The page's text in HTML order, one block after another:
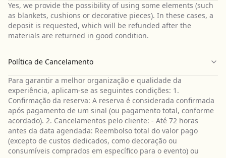
Yes, we provide the possibility of using some elements (such
as blankets, cushions or decorative pieces). In these cases, a
deposit is requested, which will be refunded after the
materials are returned in good condition.
Política de Cancelamento
Para garantir a melhor organização e qualidade da
experiência, aplicam-se as seguintes condições: 1.
Confirmação da reserva: A reserva é considerada confirmada
após pagamento de um sinal (ou pagamento total, conforme
acordado). 2. Cancelamentos pelo cliente: - Até 72 horas
antes da data agendada: Reembolso total do valor pago
(excepto de custos dedicados, como decoração ou
consumíveis comprados em específico para o evento) ou